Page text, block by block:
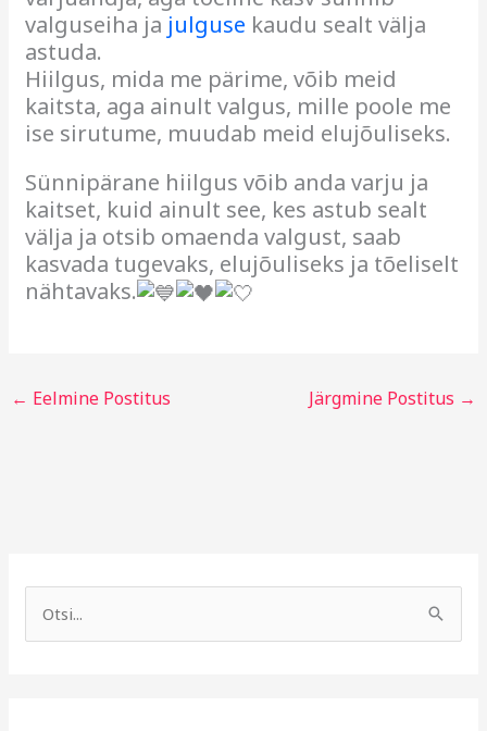
valguseiha ja julguse kaudu sealt välja
astuda.
Hiilgus, mida me pärime, võib meid
kaitsta, aga ainult valgus, mille poole me
ise sirutume, muudab meid elujõuliseks.
Sünnipärane hiilgus võib anda varju ja
kaitset, kuid ainult see, kes astub sealt
välja ja otsib omaenda valgust, saab
kasvada tugevaks, elujõuliseks ja tõeliselt
nähtavaks.
← Eelmine Postitus Järgmine Postitus →